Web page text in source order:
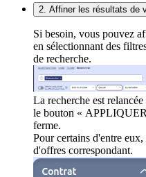
2. Affiner les résultats de
Si besoin, vous pouvez
en sélectionnant des
de recherche.
La recherche est
le bouton «
ferme.
Pour certains d'entre
d'offres correspondant.